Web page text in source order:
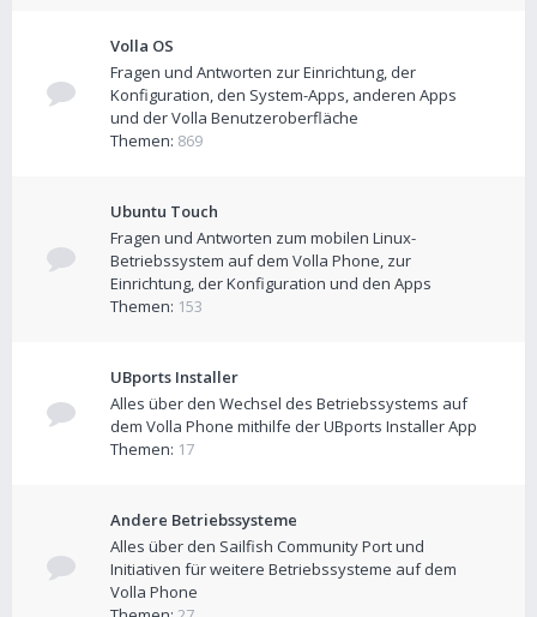
Volla OS
Fragen und Antworten zur Einrichtung, der
Konfiguration, den System-Apps, anderen Apps
und der Volla Benutzeroberfläche
Themen: 869
Ubuntu Touch
Fragen und Antworten zum mobilen Linux-
Betriebssystem auf dem Volla Phone, zur
Einrichtung, der Konfiguration und den Apps
Themen: 153
UBports Installer
Alles über den Wechsel des Betriebssystems auf
dem Volla Phone mithilfe der UBports Installer App
Themen: 17
Andere Betriebssysteme
Alles über den Sailfish Community Port und
Initiativen für weitere Betriebssysteme auf dem
Volla Phone